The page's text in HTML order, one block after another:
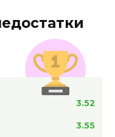
3.52
3.55